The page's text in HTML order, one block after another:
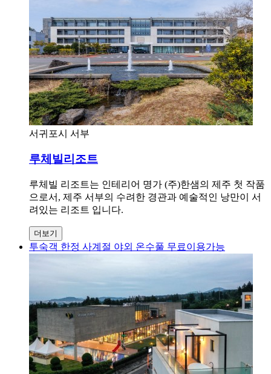
서귀포시 서부
루체빌리조트
루체빌 리조트는 인테리어 명가 (주)한샘의 제주 첫 작품
으로서, 제주 서부의 수려한 경관과 예술적인 낭만이 서
려있는 리조트 입니다.
더보기
투숙객 한정 사계절 야외 온수풀 무료이용가능